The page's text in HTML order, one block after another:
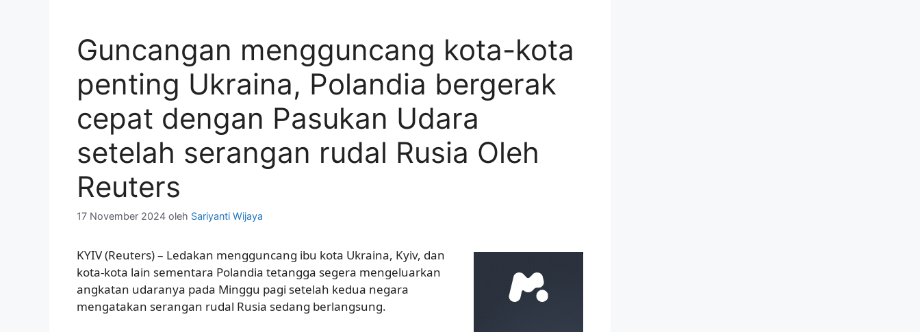
Guncangan mengguncang kota-kota
penting Ukraina, Polandia bergerak
cepat dengan Pasukan Udara
setelah serangan rudal Rusia Oleh
Reuters
17 November 2024 oleh Sariyanti Wijaya
KYIV (Reuters) – Ledakan mengguncang ibu kota Ukraina, Kyiv, dan
kota-kota lain sementara Polandia tetangga segera mengeluarkan
angkatan udaranya pada Minggu pagi setelah kedua negara
mengatakan serangan rudal Rusia sedang berlangsung.